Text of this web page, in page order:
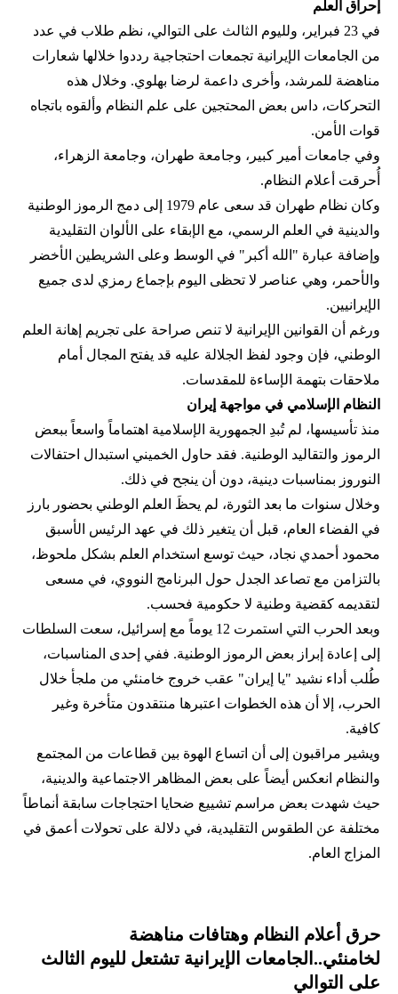
إحراق العلم
في 23 فبراير، ولليوم الثالث على التوالي، نظم طلاب في عدد
من الجامعات الإيرانية تجمعات احتجاجية رددوا خلالها شعارات
مناهضة للمرشد، وأخرى داعمة لرضا بهلوي. وخلال هذه
التحركات، داس بعض المحتجين على علم النظام وألقوه باتجاه
قوات الأمن.
وفي جامعات أمير كبير، وجامعة طهران، وجامعة الزهراء،
أُحرقت أعلام النظام.
وكان نظام طهران قد سعى عام 1979 إلى دمج الرموز الوطنية
والدينية في العلم الرسمي، مع الإبقاء على الألوان التقليدية
وإضافة عبارة "الله أكبر" في الوسط وعلى الشريطين الأخضر
والأحمر، وهي عناصر لا تحظى اليوم بإجماع رمزي لدى جميع
الإيرانيين.
ورغم أن القوانين الإيرانية لا تنص صراحة على تجريم إهانة العلم
الوطني، فإن وجود لفظ الجلالة عليه قد يفتح المجال أمام
ملاحقات بتهمة الإساءة للمقدسات.
النظام الإسلامي في مواجهة إيران
منذ تأسيسها، لم تُبدِ الجمهورية الإسلامية اهتماماً واسعاً ببعض
الرموز والتقاليد الوطنية. فقد حاول الخميني استبدال احتفالات
النوروز بمناسبات دينية، دون أن ينجح في ذلك.
وخلال سنوات ما بعد الثورة، لم يحظَ العلم الوطني بحضور بارز
في الفضاء العام، قبل أن يتغير ذلك في عهد الرئيس الأسبق
محمود أحمدي‌ نجاد، حيث توسع استخدام العلم بشكل ملحوظ،
بالتزامن مع تصاعد الجدل حول البرنامج النووي، في مسعى
لتقديمه كقضية وطنية لا حكومية فحسب.
وبعد الحرب التي استمرت 12 يوماً مع إسرائيل، سعت السلطات
إلى إعادة إبراز بعض الرموز الوطنية. ففي إحدى المناسبات،
طُلب أداء نشيد "يا إيران" عقب خروج خامنئي من ملجأ خلال
الحرب، إلا أن هذه الخطوات اعتبرها منتقدون متأخرة وغير
كافية.
ويشير مراقبون إلى أن اتساع الهوة بين قطاعات من المجتمع
والنظام انعكس أيضاً على بعض المظاهر الاجتماعية والدينية،
حيث شهدت بعض مراسم تشييع ضحايا احتجاجات سابقة أنماطاً
مختلفة عن الطقوس التقليدية، في دلالة على تحولات أعمق في
المزاج العام.
حرق أعلام النظام وهتافات مناهضة
لخامنئي..الجامعات الإيرانية تشتعل لليوم الثالث
على التوالي